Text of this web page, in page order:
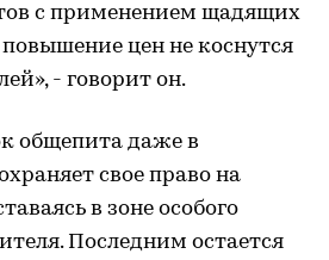
с применением щадящих
цен не коснутся
- говорит он.
общепита даже в
свое право на
в зоне особого
Последним остается